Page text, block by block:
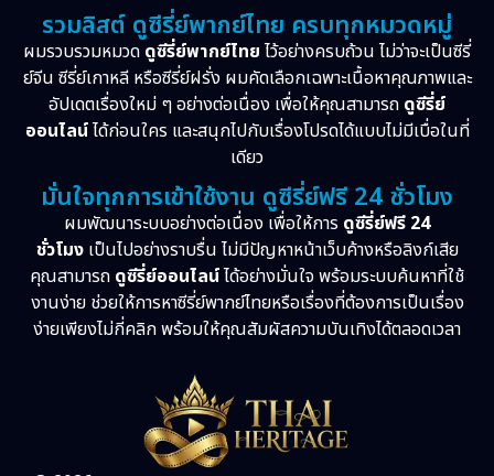
รวมลิสต์ ดูซีรี่ย์พากย์ไทย ครบทุกหมวดหมู่
ผมรวบรวมหมวด ดูซีรี่ย์พากย์ไทย ไว้อย่างครบถ้วน ไม่ว่าจะเป็นซีรี่
ย์จีน ซีรี่ย์เกาหลี หรือซีรี่ย์ฝรั่ง ผมคัดเลือกเฉพาะเนื้อหาคุณภาพและ
อัปเดตเรื่องใหม่ ๆ อย่างต่อเนื่อง เพื่อให้คุณสามารถ ดูซีรี่ย์
ออนไลน์ได้ก่อนใคร และสนุกไปกับเรื่องโปรดได้แบบไม่มีเบื่อในที่
เดียว
มั่นใจทุกการเข้าใช้งาน ดูซีรี่ย์ฟรี 24 ชั่วโมง
ผมพัฒนาระบบอย่างต่อเนื่อง เพื่อให้การ ดูซีรี่ย์ฟรี 24
ชั่วโมงเป็นไปอย่างราบรื่น ไม่มีปัญหาหน้าเว็บค้างหรือลิงก์เสีย
คุณสามารถ ดูซีรี่ย์ออนไลน์ได้อย่างมั่นใจ พร้อมระบบค้นหาที่ใช้
งานง่าย ช่วยให้การหาซีรี่ย์พากย์ไทยหรือเรื่องที่ต้องการเป็นเรื่อง
ง่ายเพียงไม่กี่คลิก พร้อมให้คุณสัมผัสความบันเทิงได้ตลอดเวลา